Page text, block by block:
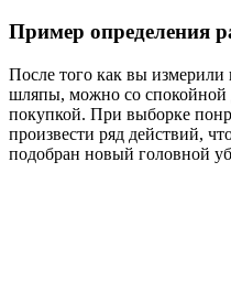
Пример определения
После того как вы измерили
шляпы, можно со спокойной
покупкой. При выборке
произвести ряд действий,
подобран новый головной